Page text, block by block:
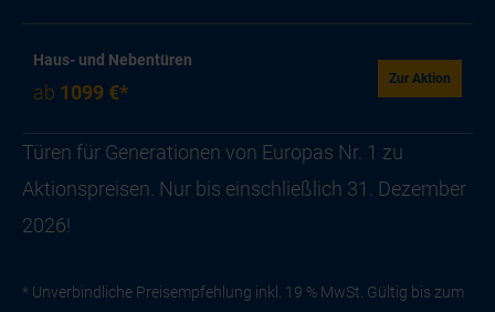
Türen für Generationen von Europas Nr. 1 zu
Aktionspreisen. Nur bis einschließlich 31. Dezember
2026!
Haus- und Nebentüren
ab 1099 €*
Zur Aktion
* Unverbindliche Preisempfehlung inkl. 19 % MwSt. Gültig bis zum